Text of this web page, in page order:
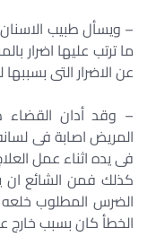
– ويسأل طبيب
ما ترتب عليها اضرار
عن الاضرار التى
– وقد أدان القضاء
المريض اصابة فى
فى يده اثناء عمل
كذلك فمن الشائع ان
الضرس المطلوب
الخطأ كان بسبب